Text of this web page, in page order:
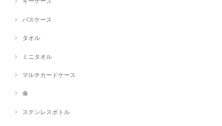
パスケース
タオル
ミニタオル
マルチカードケース
傘
ステンレスボトル